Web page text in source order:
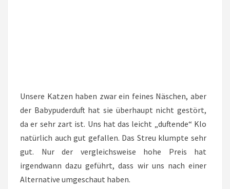
Unsere Katzen haben zwar ein feines Näschen, aber
der Babypuderduft hat sie überhaupt nicht gestört,
da er sehr zart ist. Uns hat das leicht „duftende“ Klo
natürlich auch gut gefallen. Das Streu klumpte sehr
gut. Nur der vergleichsweise hohe Preis hat
irgendwann dazu geführt, dass wir uns nach einer
Alternative umgeschaut haben.